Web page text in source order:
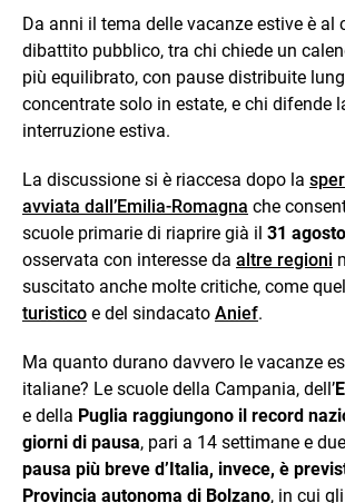
Da anni il tema delle vacanze estive è al
dibattito pubblico, tra chi chiede un
più equilibrato, con pause distribuite
concentrate solo in estate, e chi difende
interruzione estiva.
La discussione si è riaccesa dopo la
avviata dall’Emilia-Romagna che
scuole primarie di riaprire già il 31 agosto
osservata con interesse da altre regioni
suscitato anche molte critiche, come
turistico e del sindacato Anief.
Ma quanto durano davvero le vacanze
italiane? Le scuole della Campania, dell’
e della Puglia raggiungono il record
giorni di pausa, pari a 14 settimane e
pausa più breve d’Italia, invece, è
Provincia autonoma di Bolzano, in cui